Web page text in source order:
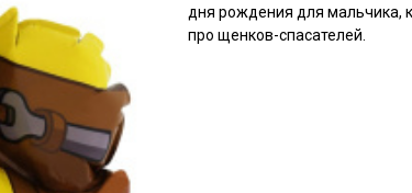
дня рождения для мальчика,
про щенков-спасателей.